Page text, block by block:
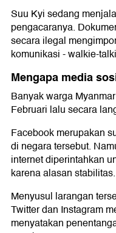
Suu Kyi sedang
pengacaranya.
secara ilegal
komunikasi - walkie-
Mengapa media
Banyak warga
Februari lalu secara
Facebook merupakan
di negara tersebut.
internet diperintahkan
karena alasan stabilitas.
Menyusul larangan
Twitter dan Instagram
menyatakan